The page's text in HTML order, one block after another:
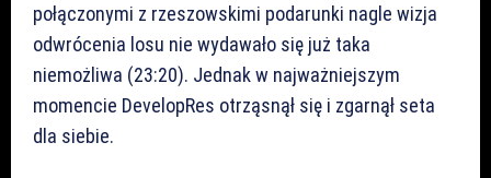
połączonymi z rzeszowskimi podarunki nagle wizja
odwrócenia losu nie wydawało się już taka
niemożliwa (23:20). Jednak w najważniejszym
momencie DevelopRes otrząsnął się i zgarnął seta
dla siebie.